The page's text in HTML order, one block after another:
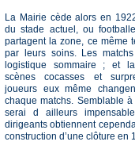
La Mairie cède alors en
du stade actuel, ou
partagent la zone, ce même
par leurs soins. Les
logistique sommaire ; et
scènes cocasses et
joueurs eux même
chaque matchs. Semblable
serai d ailleurs
dirigeants obtiennent
construction d’une clôture en